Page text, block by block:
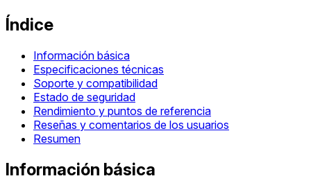
Índice
Información básica
Especificaciones técnicas
Soporte y compatibilidad
Estado de seguridad
Rendimiento y puntos de referencia
Reseñas y comentarios de los usuarios
Resumen
Información básica